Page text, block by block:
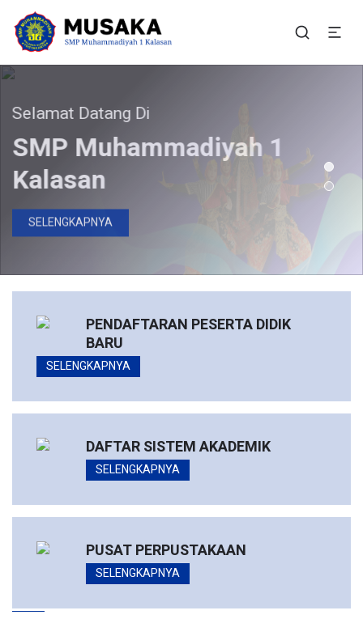
SMP Muhammadiyah 1
Kalasan
Situs Resmi SMP Muhammadiyah 1 Kalasan
Datang Di
SMP Muhammadiyah 1
Kalasan
Bersama Kami
Pendaftaran Peserta
Didik Baru Telah Dibuka
DAFTAR SEKARANG
PENDAFTARAN PESERTA DIDIK
BARU
SELENGKAPNYA
DAFTAR SISTEM AKADEMIK
SELENGKAPNYA
PUSAT PERPUSTAKAAN
SELENGKAPNYA